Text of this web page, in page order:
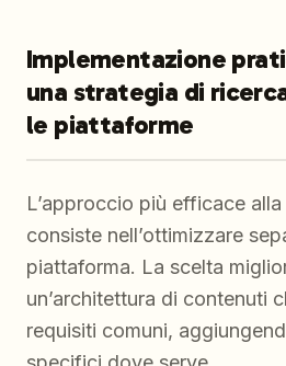
Implementazione
una strategia di
le piattaforme
L’approccio più efficace
consiste nell’ottimizzare
piattaforma. La scelta
un’architettura di contenuti
requisiti comuni,